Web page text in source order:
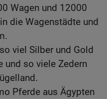
Wagen und 12000
die Wagenstädte und
viel Silber und Gold
und so viele Zedern
Pferde aus Ägypten